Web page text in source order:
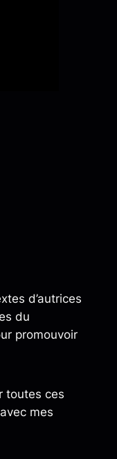
d’autrices
du
promouvoir
toutes ces
mes